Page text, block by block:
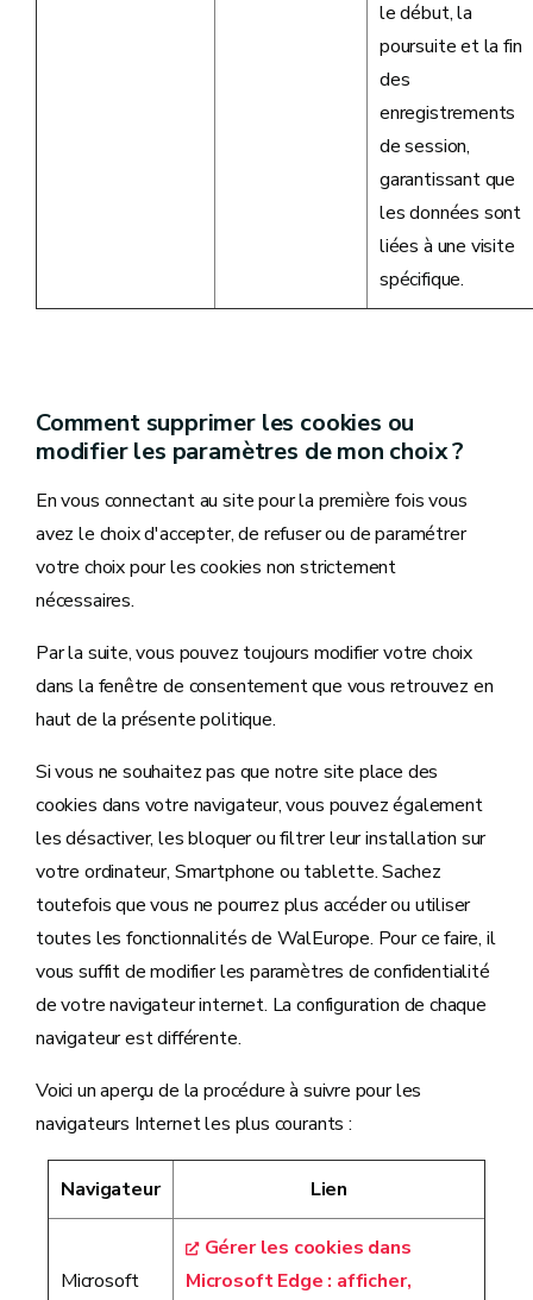
le début, la
poursuite et la fin
des
enregistrements
de session,
garantissant que
les données sont
liées à une visite
spécifique.
Comment supprimer les cookies ou
modifier les paramètres de mon choix ?
En vous connectant au site pour la première fois vous
avez le choix d'accepter, de refuser ou de paramétrer
votre choix pour les cookies non strictement
nécessaires.
Par la suite, vous pouvez toujours modifier votre choix
dans la fenêtre de consentement que vous retrouvez en
haut de la présente politique.
Si vous ne souhaitez pas que notre site place des
cookies dans votre navigateur, vous pouvez également
les désactiver, les bloquer ou filtrer leur installation sur
votre ordinateur, Smartphone ou tablette. Sachez
toutefois que vous ne pourrez plus accéder ou utiliser
toutes les fonctionnalités de WalEurope. Pour ce faire, il
vous suffit de modifier les paramètres de confidentialité
de votre navigateur internet. La configuration de chaque
navigateur est différente.
Voici un aperçu de la procédure à suivre pour les
navigateurs Internet les plus courants :
Navigateur Lien
Microsoft
Gérer les cookies dans
Microsoft Edge : afficher,